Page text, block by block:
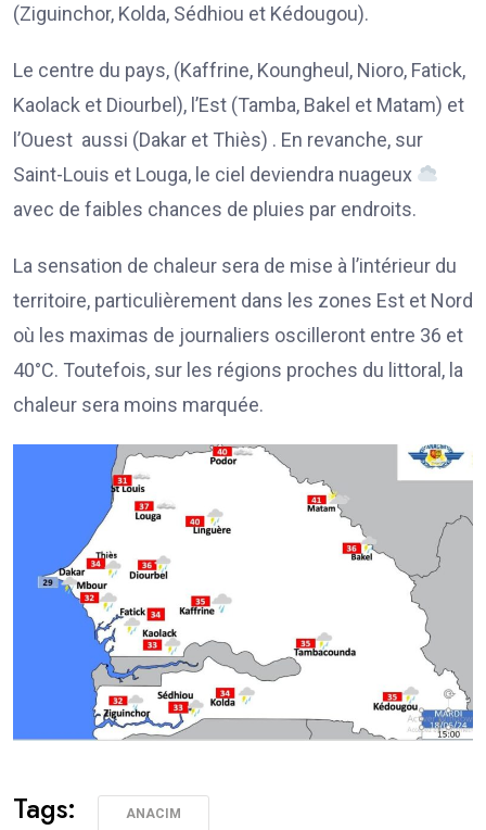
(Ziguinchor, Kolda, Sédhiou et Kédougou).
Le centre du pays, (Kaffrine, Koungheul, Nioro, Fatick,
Kaolack et Diourbel), l’Est (Tamba, Bakel et Matam) et
l’Ouest aussi (Dakar et Thiès) . En revanche, sur
Saint-Louis et Louga, le ciel deviendra nuageux
avec de faibles chances de pluies par endroits.
La sensation de chaleur sera de mise à l’intérieur du
territoire, particulièrement dans les zones Est et Nord
où les maximas de journaliers oscilleront entre 36 et
40°C. Toutefois, sur les régions proches du littoral, la
chaleur sera moins marquée.
Tags: ANACIM